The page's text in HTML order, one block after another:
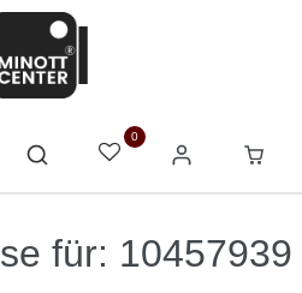
0
für: 10457939